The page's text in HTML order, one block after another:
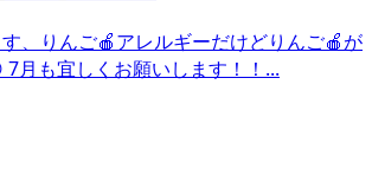
、りんご🍎アレルギーだけどりんご🍎が
月も宜しくお願いします！！...